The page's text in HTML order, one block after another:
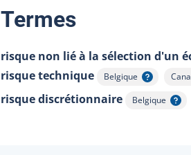
Termes:
risque non lié à la sélection d'un
risque technique
Belgique
Afficher l'infobulle
risque discrétionnaire Belgique
Afficher